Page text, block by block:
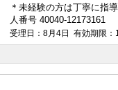
＊未経験の方は丁寧に指
人番号 40040-12173161
受理日：8月4日 有効期限：